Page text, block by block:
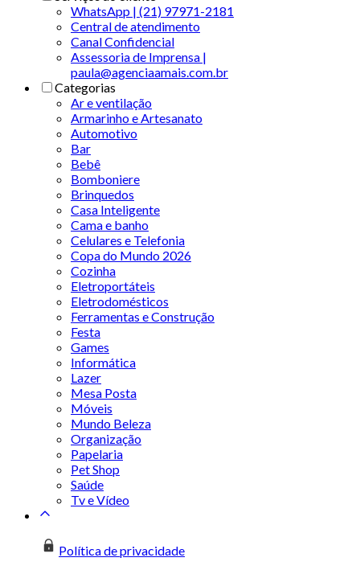
WhatsApp | (21) 97971-2181
Central de atendimento
Canal Confidencial
Assessoria de Imprensa |
paula@agenciaamais.com.br
Categorias
Ar e ventilação
Armarinho e Artesanato
Automotivo
Bar
Bebê
Bomboniere
Brinquedos
Casa Inteligente
Cama e banho
Celulares e Telefonia
Copa do Mundo 2026
Cozinha
Eletroportáteis
Eletrodomésticos
Ferramentas e Construção
Festa
Games
Informática
Lazer
Mesa Posta
Móveis
Mundo Beleza
Organização
Papelaria
Pet Shop
Saúde
Tv e Vídeo
Política de privacidade